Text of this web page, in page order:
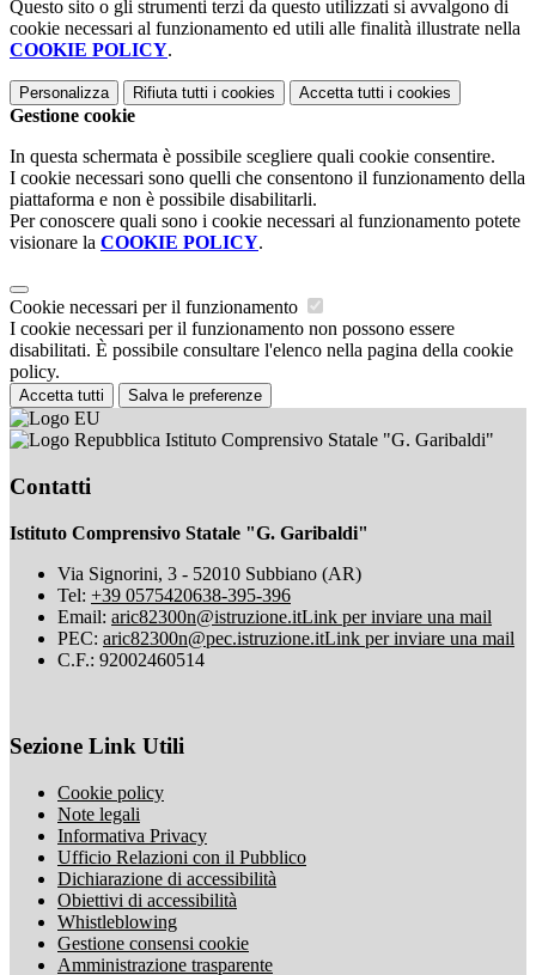
Questo sito o gli strumenti terzi da questo utilizzati si avvalgono di
cookie necessari al funzionamento ed utili alle finalità illustrate nella
COOKIE POLICY.
Personalizza Rifiuta tutti i cookies Accetta tutti i cookies
Gestione cookie
In questa schermata è possibile scegliere quali cookie consentire.
I cookie necessari sono quelli che consentono il funzionamento della
piattaforma e non è possibile disabilitarli.
Per conoscere quali sono i cookie necessari al funzionamento potete
visionare la COOKIE POLICY.
Cookie necessari per il funzionamento
I cookie necessari per il funzionamento non possono essere
disabilitati. È possibile consultare l'elenco nella pagina della cookie
policy.
Accetta tutti Salva le preferenze
Istituto Comprensivo Statale "G. Garibaldi"
Contatti
Istituto Comprensivo Statale "G. Garibaldi"
Via Signorini, 3 - 52010 Subbiano (AR)
Tel: +39 0575420638-395-396
Email: aric82300n@istruzione.itLink per inviare una mail
PEC: aric82300n@pec.istruzione.itLink per inviare una mail
C.F.: 92002460514
Sezione Link Utili
Cookie policy
Note legali
Informativa Privacy
Ufficio Relazioni con il Pubblico
Dichiarazione di accessibilità
Obiettivi di accessibilità
Whistleblowing
Gestione consensi cookie
Amministrazione trasparente